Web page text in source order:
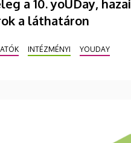
a 10. yoUDay, hazai
a láthatáron
INTÉZMÉNYI YOUDAY